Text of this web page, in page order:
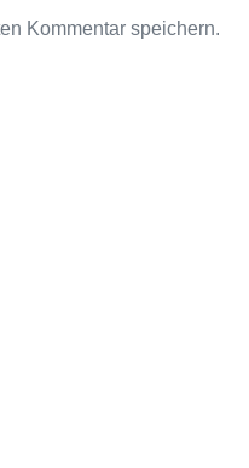
Kommentar speichern.